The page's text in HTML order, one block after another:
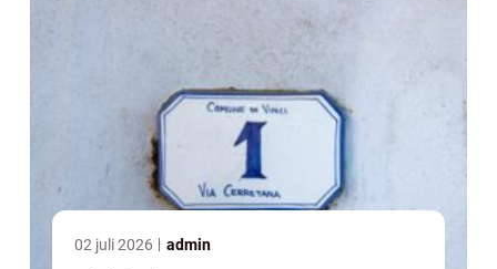
02 juli 2026 admin